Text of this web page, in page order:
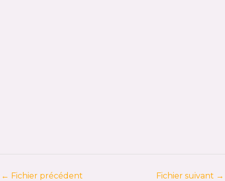
← Fichier précédent Fichier suivant →